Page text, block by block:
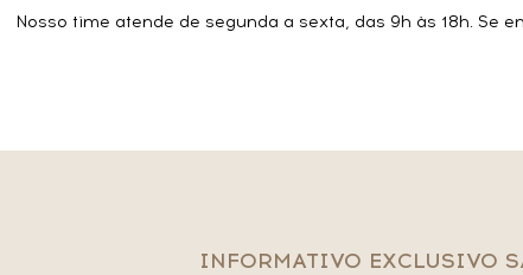
Nosso time atende de segunda a sexta, das 9h às 18h.
INFORMATIVO EXCLUSIVO